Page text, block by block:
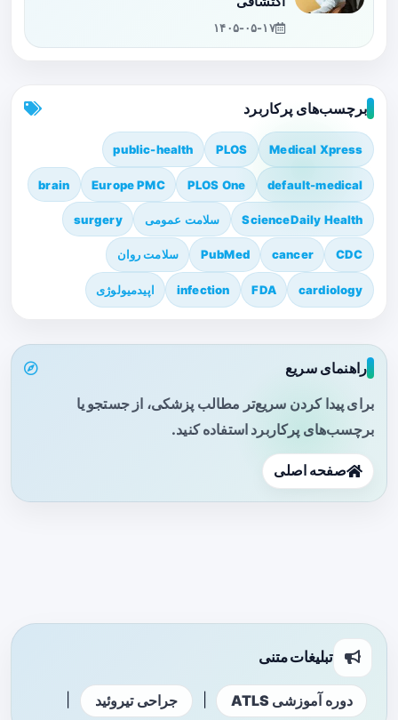
۱۴۰۵-۰۵-۱۷
برچسب‌های پرکاربرد
Medical Xpress
PLOS
public-health
default-medical
PLOS One
Europe PMC
brain
ScienceDaily Health سلامت عمومی surgery
CDC
cancer
PubMed سلامت روان
cardiology
FDA
infection اپیدمیولوژی
راهنمای سریع
برای پیدا کردن سریع‌تر مطالب پزشکی، از جستجو یا
برچسب‌های پرکاربرد استفاده کنید.
صفحه اصلی
تبلیغات متنی
دوره آموزشی ATLS جراحی تیروئید